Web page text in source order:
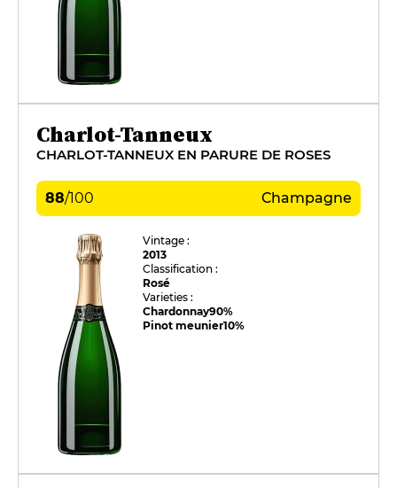
Charlot-Tanneux
CHARLOT-TANNEUX EN PARURE DE ROSES
88/100 Champagne
Vintage :
2013
Classification :
Rosé
Varieties :
Chardonnay90%
Pinot meunier10%